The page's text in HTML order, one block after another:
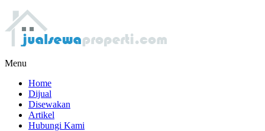
Menu
Home
Dijual
Disewakan
Artikel
Hubungi Kami